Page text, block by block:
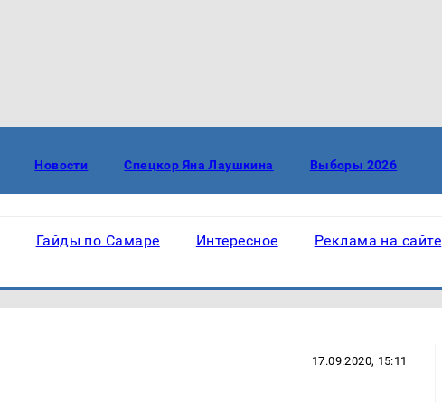
Новости Спецкор Яна Лаушкина Выборы 2026
Гайды по Самаре Интересное Реклама на сайте
17.09.2020, 15:11